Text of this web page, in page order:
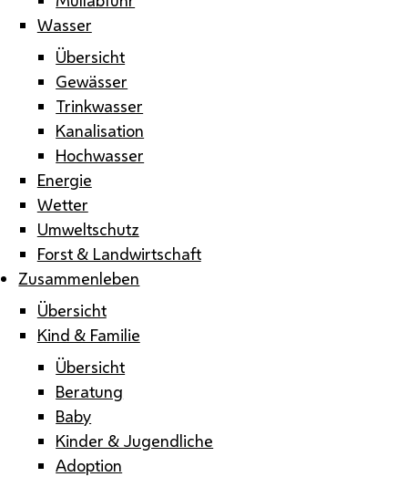
Wasser
Übersicht
Gewässer
Trinkwasser
Kanalisation
Hochwasser
Energie
Wetter
Umweltschutz
Forst & Landwirtschaft
Zusammenleben
Übersicht
Kind & Familie
Übersicht
Beratung
Baby
Kinder & Jugendliche
Adoption